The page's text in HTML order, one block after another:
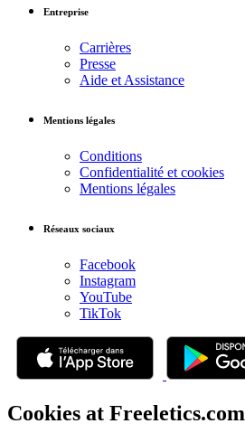
Entreprise
Carrières
Presse
Aide et Assistance
Mentions légales
Conditions
Confidentialité et cookies
Mentions légales
Réseaux sociaux
Facebook
Instagram
YouTube
TikTok
Cookies at Freeletics.com